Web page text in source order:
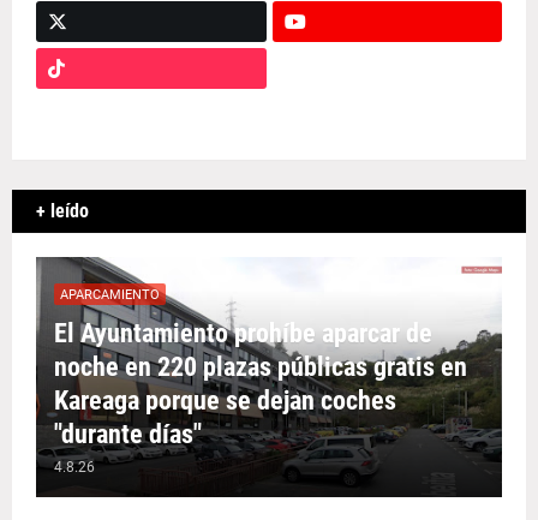
+ leído
APARCAMIENTO
El Ayuntamiento prohíbe aparcar de
noche en 220 plazas públicas gratis en
Kareaga porque se dejan coches
"durante días"
4.8.26